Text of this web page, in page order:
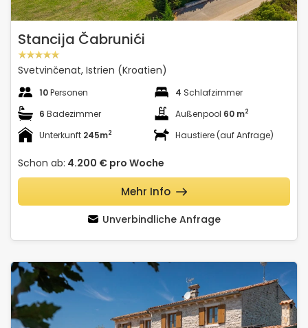
Stancija Čabrunići
Svetvinčenat, Istrien (Kroatien)
10Personen 4 Schlafzimmer
6 Badezimmer Außenpool 60 m2
Unterkunft 245m2 Haustiere (auf Anfrage)
Schon ab: 4.200 € pro Woche
Unverbindliche Anfrage
Mehr Info
Stancija Katarina di Maladel